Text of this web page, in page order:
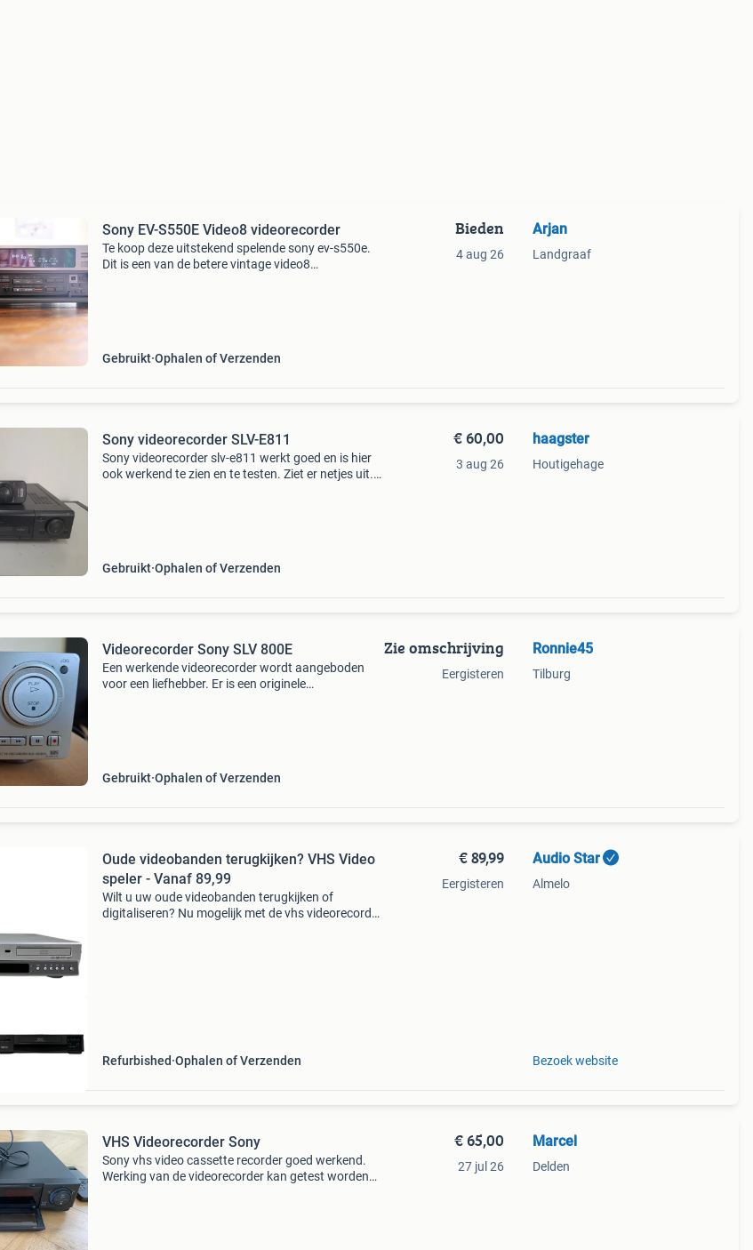
Sony EV-S550E Video8 videorecorder
Te koop deze uitstekend spelende sony ev-s550e.
Dit is een van de betere vintage video8
Gebruikt Ophalen of Verzenden
Bieden
4 aug 26
Arjan
Landgraaf
Sony videorecorder SLV-E811
Sony videorecorder slv-e811 werkt goed en is hier
ook werkend te zien en te testen. Ziet er netjes uit.
Gebruikt Ophalen of Verzenden
€ 60,00
3 aug 26
haagster
Houtigehage
Videorecorder Sony SLV 800E
Een werkende videorecorder wordt aangeboden
voor een liefhebber. Er is een originele
Gebruikt Ophalen of Verzenden
Zie omschrijving
Eergisteren
Ronnie45
Tilburg
Oude videobanden terugkijken? VHS Video
speler - Vanaf 89,99
Wilt u uw oude videobanden terugkijken of
digitaliseren? Nu mogelijk met de vhs videorecorder
Refurbished Ophalen of Verzenden
€ 89,99
Eergisteren
Audio Star
Almelo
Bezoek website
VHS Videorecorder Sony
Sony vhs video cassette recorder goed werkend.
Werking van de videorecorder kan getest worden
€ 65,00
27 jul 26
Marcel
Delden